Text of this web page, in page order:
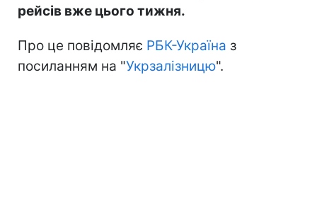
рейсів вже цього тижня.
Про це повідомляє РБК-Україна з
посиланням на "Укрзалізницю".